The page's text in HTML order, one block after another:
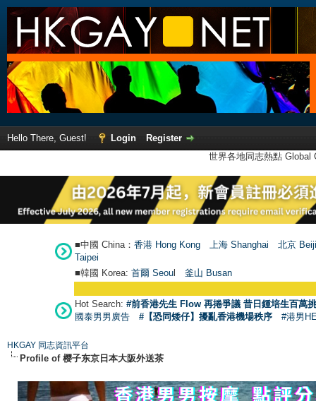
Hello There, Guest! Login
Register
世界各地同志熱點
■中國 China： 香港 Hong Kong 上海 Shanghai
北京
Taipei
■韓國 Korea: 首爾 Seoul 釜山 Busan
Hot Search: #前香港先生 Flow 再捲爭議 昔日鍾培生百萬
國泰男男廣告
#【恐同矮仔】擾亂香港機場秩序 #港男
HKGAY 同志資訊平台
Profile of 樱子东京日本大阪外送茶